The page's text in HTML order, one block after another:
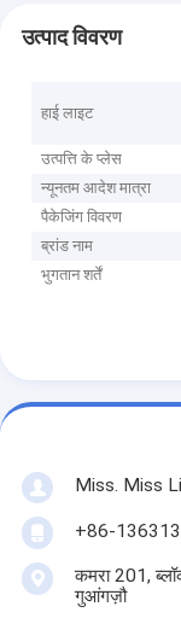
उत्पाद विवरण
हाई लाइट
उत्पत्ति के प्लेस
न्यूनतम आदेश मात्रा
पैकेजिंग विवरण
ब्रांड नाम
भुगतान शर्तें
Miss. Miss Li
+86-
कमरा 201,
गुआंगज़ौ